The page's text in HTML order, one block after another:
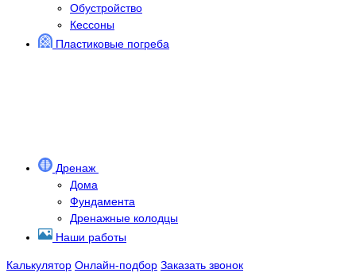
Обустройство
Кессоны
Пластиковые погреба
Дренаж
Дома
Фундамента
Дренажные колодцы
Наши работы
Калькулятор Онлайн-подбор Заказать звонок